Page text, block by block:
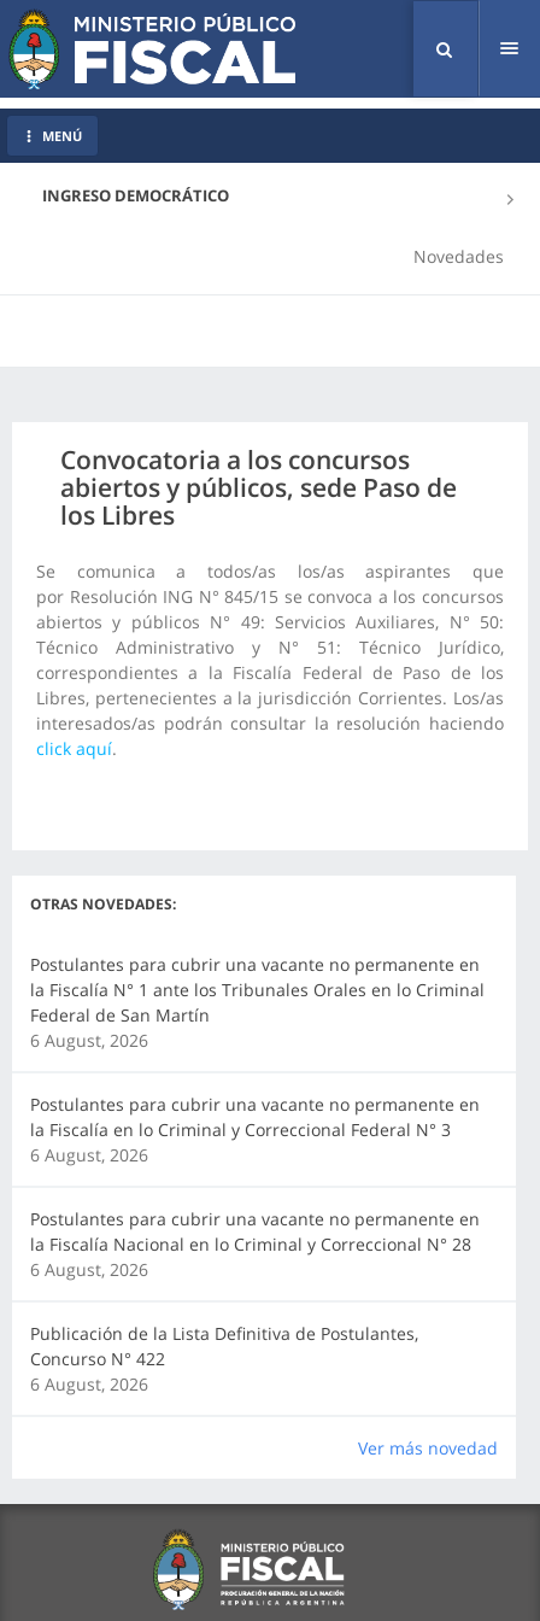
INGRESO DEMOCRÁTICO
Novedades
MENÚ
Convocatoria a los concursos
abiertos y públicos, sede Paso de
los Libres
Se comunica a todos/as los/as aspirantes que
por Resolución ING N° 845/15 se convoca a los concursos
abiertos y públicos N° 49: Servicios Auxiliares, N° 50:
Técnico Administrativo y N° 51: Técnico Jurídico,
correspondientes a la Fiscalía Federal de Paso de los
Libres, pertenecientes a la jurisdicción Corrientes. Los/as
interesados/as podrán consultar la resolución haciendo
click aquí.
OTRAS NOVEDADES:
Postulantes para cubrir una vacante no permanente en
la Fiscalía N° 1 ante los Tribunales Orales en lo Criminal
Federal de San Martín
6 August, 2026
Postulantes para cubrir una vacante no permanente en
la Fiscalía en lo Criminal y Correccional Federal N° 3
6 August, 2026
Postulantes para cubrir una vacante no permanente en
la Fiscalía Nacional en lo Criminal y Correccional N° 28
6 August, 2026
Publicación de la Lista Definitiva de Postulantes,
Concurso N° 422
6 August, 2026
Ver más novedad